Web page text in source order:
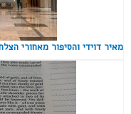
מאיר דוידי והסיפור מאחורי